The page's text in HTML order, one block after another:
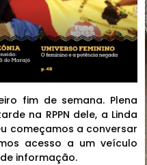
fim de semana. Plena
na RPPN dele, a Linda
começamos a conversar
acesso a um veículo
informação.